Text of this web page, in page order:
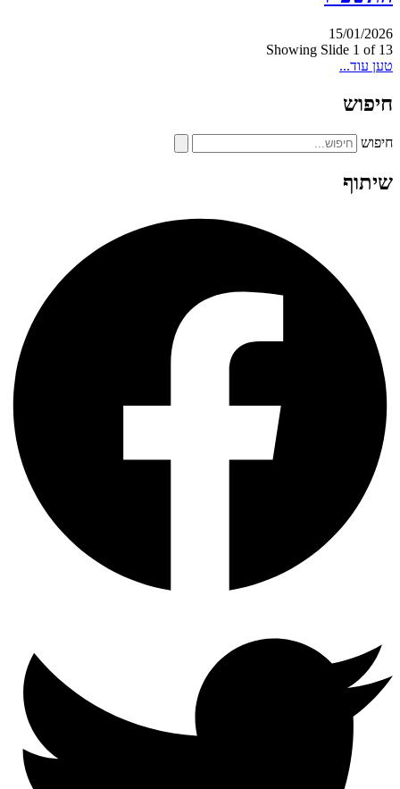
15/01/2026
Showing Slide 1 of 13
טען עוד...
חיפוש
חיפוש
שיתוף